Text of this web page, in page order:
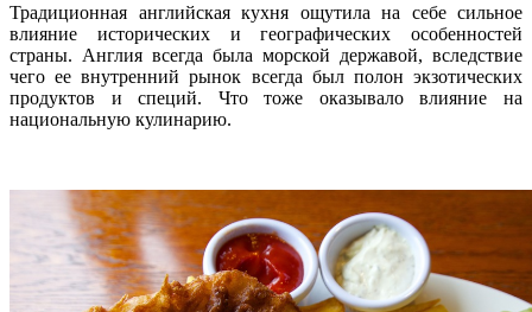
Традиционная английская кухня ощутила на себе сильное
влияние исторических и географических особенностей
страны. Англия всегда была морской державой, вследствие
чего ее внутренний рынок всегда был полон экзотических
продуктов и специй. Что тоже оказывало влияние на
национальную кулинарию.